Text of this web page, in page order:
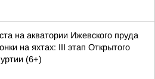
на акватории Ижевского пруда
на яхтах: III этап Открытого
(6+)